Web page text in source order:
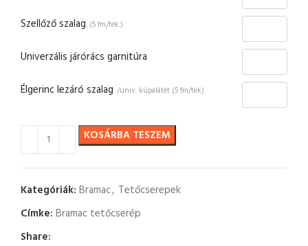
Szellőző szalag (5 fm/tek.)
Univerzális járórács garnitúra
Élgerinc lezáró szalag /univ. kúpalátét (5 fm/tek)
KOSÁRBA TESZEM
Kategóriák: Bramac, Tetőcserepek
Címke: Bramac tetőcserép
Share: